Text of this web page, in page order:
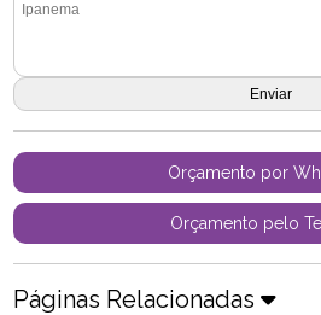
Orçamento por
Orçamento pelo
Páginas Relacionadas